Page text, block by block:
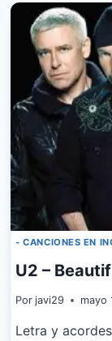
FOUND
WHAT
I’M
FOR
- CANCIONES EN
U2 –
Por javi29 mayo
Letra y